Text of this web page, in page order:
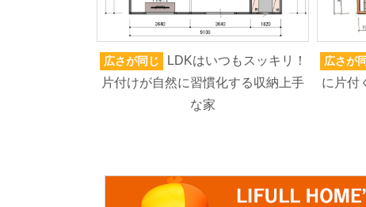
広さが同じ
LDKはいつもスッキリ！
片付けが自然に習慣化する収納上手
な家
広さが
に片付